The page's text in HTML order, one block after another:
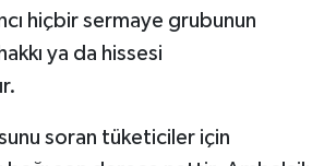
hiçbir sermaye grubunun
ya da hissesi
soran tüketiciler için